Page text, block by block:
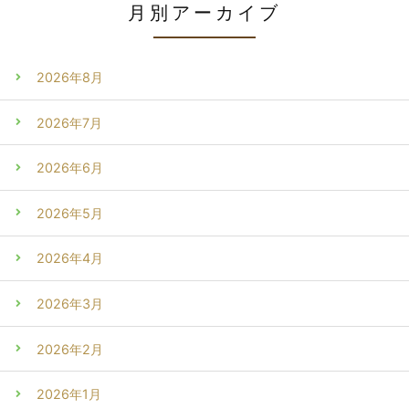
月別アーカイブ
2026年8月
2026年7月
2026年6月
2026年5月
2026年4月
2026年3月
2026年2月
2026年1月